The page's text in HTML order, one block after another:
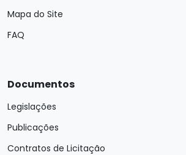
Mapa do Site
FAQ
Documentos
Legislações
Publicações
Contratos de Licitação